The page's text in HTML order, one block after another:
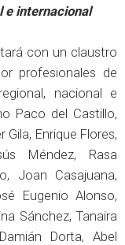
e internacional
con un claustro
profesionales de
nacional e
Paco del Castillo,
Enrique Flores,
Méndez, Rasa
Joan Casajuana,
Eugenio Alonso,
Sánchez, Tanaira
Dorta, Abel